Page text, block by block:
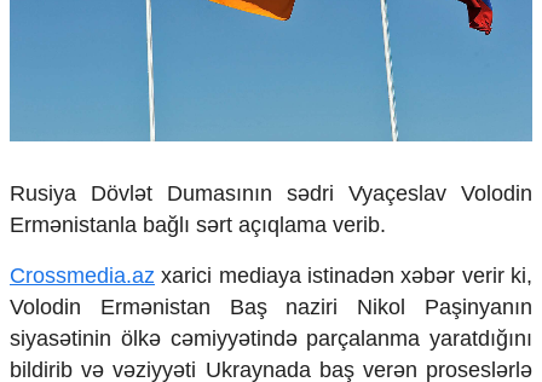
İqtisadi
Araşdırma
Multimedia
Foto
Video
İnfoqrafika
Podcast
Rusiya Dövlət Dumasının sədri Vyaçeslav Volodin
Ermənistanla bağlı sərt açıqlama verib.
Crossmedia.az xarici mediaya istinadən xəbər verir ki,
Volodin Ermənistan Baş naziri Nikol Paşinyanın
siyasətinin ölkə cəmiyyətində parçalanma yaratdığını
bildirib və vəziyyəti Ukraynada baş verən proseslərlə